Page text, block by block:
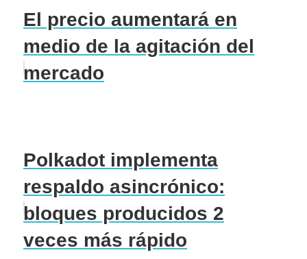
El precio aumentará en
medio de la agitación del
mercado
Polkadot implementa
respaldo asincrónico:
bloques producidos 2
veces más rápido